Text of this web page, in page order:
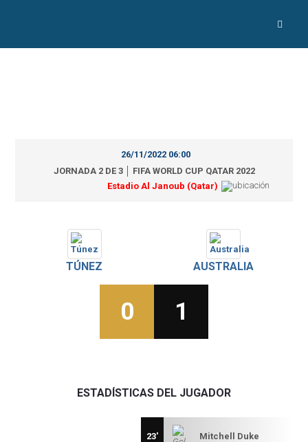
26/11/2022 06:00
JORNADA 2 DE 3 │ FIFA WORLD CUP QATAR 2022
Estadio Al Janoub (Qatar)
TÚNEZ AUSTRALIA
0 1
ESTADÍSTICAS DEL JUGADOR
23' Mitchell Duke